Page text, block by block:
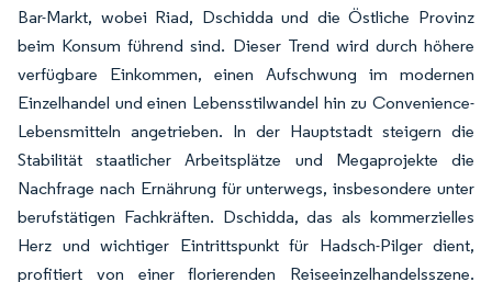
Bar-Markt, wobei Riad, Dschidda und die Östliche Provinz
beim Konsum führend sind. Dieser Trend wird durch höhere
verfügbare Einkommen, einen Aufschwung im modernen
Einzelhandel und einen Lebensstilwandel hin zu Convenience-
Lebensmitteln angetrieben. In der Hauptstadt steigern die
Stabilität staatlicher Arbeitsplätze und Megaprojekte die
Nachfrage nach Ernährung für unterwegs, insbesondere unter
berufstätigen Fachkräften. Dschidda, das als kommerzielles
Herz und wichtiger Eintrittspunkt für Hadsch-Pilger dient,
profitiert von einer florierenden Reiseeinzelhandelsszene.